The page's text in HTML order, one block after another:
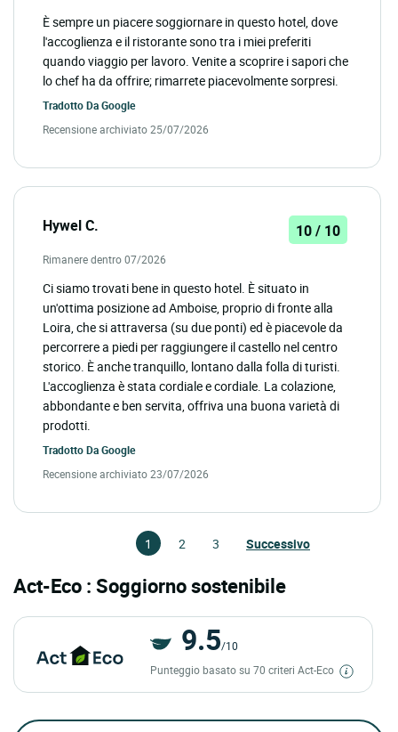
È sempre un piacere soggiornare in questo hotel, dove
l'accoglienza e il ristorante sono tra i miei preferiti
quando viaggio per lavoro. Venite a scoprire i sapori che
lo chef ha da offrire; rimarrete piacevolmente sorpresi.
Tradotto DaGoogle
Recensione archiviato 25/07/2026
Hywel C. 10 / 10
Rimanere dentro 07/2026
Ci siamo trovati bene in questo hotel. È situato in
un'ottima posizione ad Amboise, proprio di fronte alla
Loira, che si attraversa (su due ponti) ed è piacevole da
percorrere a piedi per raggiungere il castello nel centro
storico. È anche tranquillo, lontano dalla folla di turisti.
L'accoglienza è stata cordiale e cordiale. La colazione,
abbondante e ben servita, offriva una buona varietà di
prodotti.
Tradotto DaGoogle
Recensione archiviato 23/07/2026
1 2 3 Successivo
Act-Eco : Soggiorno sostenibile
9.5/10
Punteggio basato su 70 criteri Act-Eco